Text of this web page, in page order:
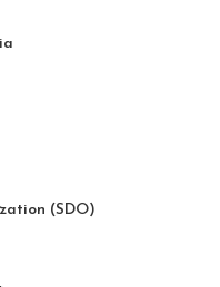
(SDO)